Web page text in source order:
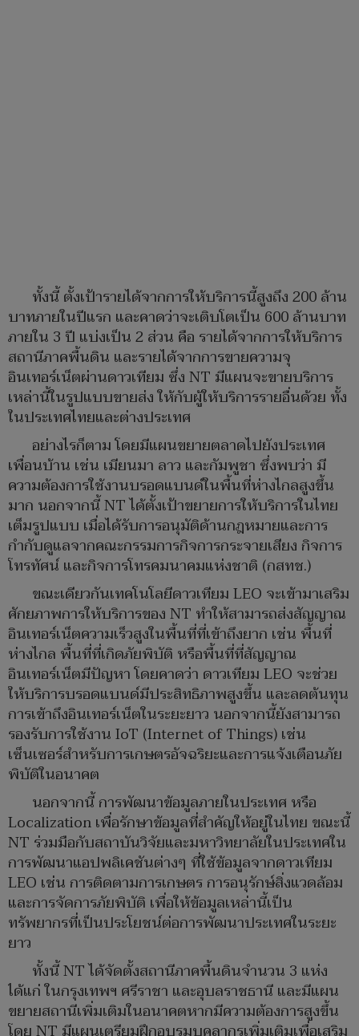
ทั้งนี้ ตั้งเป้ารายได้จากการให้บริการนี้สูงถึง 200 ล้าน
บาทภายในปีแรก และคาดว่าจะเติบโตเป็น 600 ล้านบาท
ภายใน 3 ปี แบ่งเป็น 2 ส่วน คือ รายได้จากการให้บริการ
สถานีภาคพื้นดิน และรายได้จากการขายความจุ
อินเทอร์เน็ตผ่านดาวเทียม ซึ่ง NT มีแผนจะขายบริการ
เหล่านี้ในรูปแบบขายส่ง ให้กับผู้ให้บริการรายอื่นด้วย ทั้ง
ในประเทศไทยและต่างประเทศ
อย่างไรก็ตาม โดยมีแผนขยายตลาดไปยังประเทศ
เพื่อนบ้าน เช่น เมียนมา ลาว และกัมพูชา ซึ่งพบว่า มี
ความต้องการใช้งานบรอดแบนด์ในพื้นที่ห่างไกลสูงขึ้น
มาก นอกจากนี้ NT ได้ตั้งเป้าขยายการให้บริการในไทย
เต็มรูปแบบ เมื่อได้รับการอนุมัติด้านกฎหมายและการ
กำกับดูแลจากคณะกรรมการกิจการกระจายเสียง กิจการ
โทรทัศน์ และกิจการโทรคมนาคมแห่งชาติ (กสทช.)
ขณะเดียวกันเทคโนโลยีดาวเทียม LEO จะเข้ามาเสริม
ศักยภาพการให้บริการของ NT ทำให้สามารถส่งสัญญาณ
อินเทอร์เน็ตความเร็วสูงในพื้นที่ที่เข้าถึงยาก เช่น พื้นที่
ห่างไกล พื้นที่ที่เกิดภัยพิบัติ หรือพื้นที่ที่สัญญาณ
อินเทอร์เน็ตมีปัญหา โดยคาดว่า ดาวเทียม LEO จะช่วย
ให้บริการบรอดแบนด์มีประสิทธิภาพสูงขึ้น และลดต้นทุน
การเข้าถึงอินเทอร์เน็ตในระยะยาว นอกจากนี้ยังสามารถ
รองรับการใช้งาน IoT (Internet of Things) เช่น
เซ็นเซอร์สำหรับการเกษตรอัจฉริยะและการแจ้งเตือนภัย
พิบัติในอนาคต
นอกจากนี้ การพัฒนาข้อมูลภายในประเทศ หรือ
Localization เพื่อรักษาข้อมูลที่สำคัญให้อยู่ในไทย ขณะนี้
NT ร่วมมือกับสถาบันวิจัยและมหาวิทยาลัยในประเทศใน
การพัฒนาแอปพลิเคชันต่างๆ ที่ใช้ข้อมูลจากดาวเทียม
LEO เช่น การติดตามการเกษตร การอนุรักษ์สิ่งแวดล้อม
และการจัดการภัยพิบัติ เพื่อให้ข้อมูลเหล่านี้เป็น
ทรัพยากรที่เป็นประโยชน์ต่อการพัฒนาประเทศในระยะ
ยาว
ทั้งนี้ NT ได้จัดตั้งสถานีภาคพื้นดินจำนวน 3 แห่ง
ได้แก่ ในกรุงเทพฯ ศรีราชา และอุบลราชธานี และมีแผน
ขยายสถานีเพิ่มเติมในอนาคตหากมีความต้องการสูงขึ้น